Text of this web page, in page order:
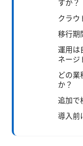
すか？
クラウ
移行期
運用は
ネージ
どの業
か？
追加で
導入前